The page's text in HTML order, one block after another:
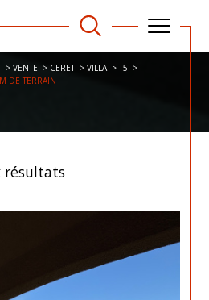
VENTE CERET VILLA
T5
DE TERRAIN
résultats